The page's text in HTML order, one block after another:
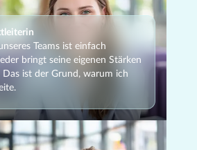
Teams ist einfach
bringt seine eigenen Stärken
Das ist der Grund, warum ich